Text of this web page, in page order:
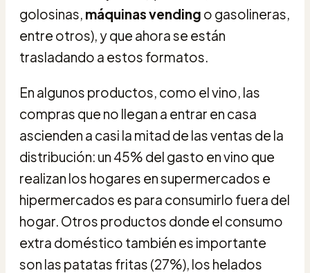
golosinas, máquinas vending o gasolineras,
entre otros), y que ahora se están
trasladando a estos formatos.
En algunos productos, como el vino, las
compras que no llegan a entrar en casa
ascienden a casi la mitad de las ventas de la
distribución: un 45% del gasto en vino que
realizan los hogares en supermercados e
hipermercados es para consumirlo fuera del
hogar. Otros productos donde el consumo
extra doméstico también es importante
son las patatas fritas (27%), los helados